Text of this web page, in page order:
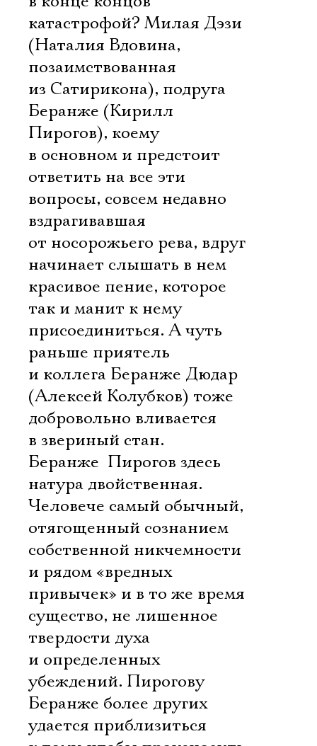
катастрофой? Милая Дэзи
(Наталия Вдовина,
позаимствованная
из Сатирикона), подруга
Беранже (Кирилл
Пирогов), коему
в основном и предстоит
ответить на все эти
вопросы, совсем недавно
вздрагивавшая
от носорожьего рева, вдруг
начинает слышать в нем
красивое пение, которое
так и манит к нему
присоединиться. А чуть
раньше приятель
и коллега Беранже Дюдар
(Алексей Колубков) тоже
добровольно вливается
в звериный стан.
Беранже  Пирогов здесь
натура двойственная.
Человече самый обычный,
отягощенный сознанием
собственной никчемности
и рядом «вредных
привычек» и в то же время
существо, не лишенное
твердости духа
и определенных
убеждений. Пирогову 
Беранже более других
удается приблизиться
Имя
Ознакомиться